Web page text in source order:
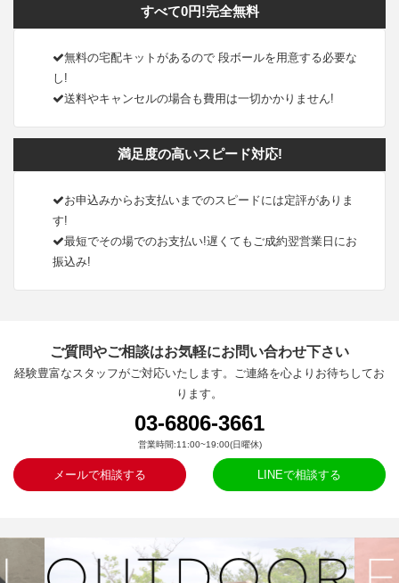
すべて0円!完全無料
無料の宅配キットがあるので 段ボールを用意する必要な
し!
送料やキャンセルの場合も費用は一切かかりません!
満足度の高いスピード対応!
お申込みからお支払いまでのスピードには定評がありま
す!
最短でその場でのお支払い!遅くてもご成約翌営業日にお
振込み!
ご質問やご相談はお気軽にお問い合わせ下さい
経験豊富なスタッフがご対応いたします。ご連絡を心よりお待ちしてお
ります。
03-6806-3661
営業時間:11:00~19:00(日曜休)
メールで相談する LINEで相談する